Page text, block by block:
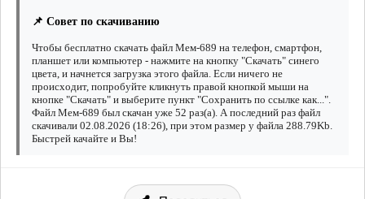
📌 Совет по скачиванию
Чтобы бесплатно скачать файл Мем-689 на телефон, смартфон,
планшет или компьютер - нажмите на кнопку "Скачать" синего
цвета, и начнется загрузка этого файла. Если ничего не
происходит, попробуйте кликнуть правой кнопкой мыши на
кнопке "Скачать" и выберите пункт "Сохранить по ссылке как...".
Файл Мем-689 был скачан уже 52 раз(а). А последний раз файл
скачивали 02.08.2026 (18:26), при этом размер у файла 288.79Kb.
Быстрей качайте и Вы!